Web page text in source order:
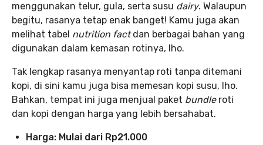
menggunakan telur, gula, serta susu dairy. Walaupun
begitu, rasanya tetap enak banget! Kamu juga akan
melihat tabel nutrition factdan berbagai bahan yang
digunakan dalam kemasan rotinya, lho.
Tak lengkap rasanya menyantap roti tanpa ditemani
kopi, di sini kamu juga bisa memesan kopi susu, lho.
Bahkan, tempat ini juga menjual paket bundle roti
dan kopi dengan harga yang lebih bersahabat.
Harga: Mulai dari Rp21.000